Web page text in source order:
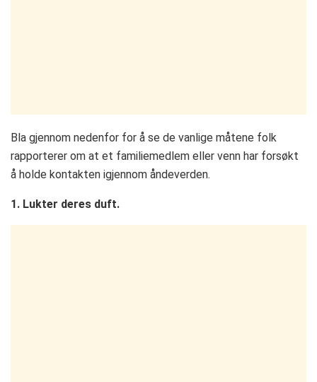
Bla gjennom nedenfor for å se de vanlige måtene folk
rapporterer om at et familiemedlem eller venn har forsøkt
å holde kontakten igjennom åndeverden.
1. Lukter deres duft.